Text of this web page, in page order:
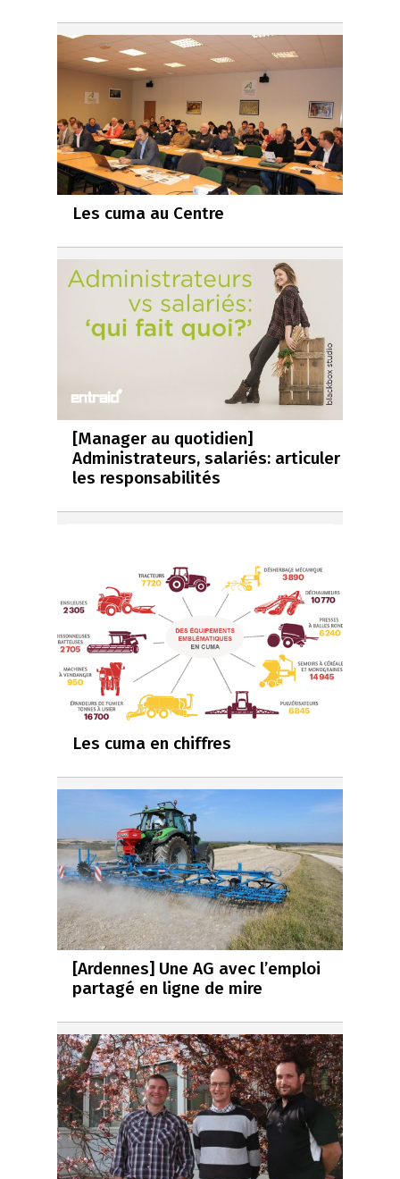
Les cuma au Centre
[Manager au quotidien]
Administrateurs, salariés: articuler
les responsabilités
Les cuma en chiffres
[Ardennes] Une AG avec l’emploi
partagé en ligne de mire